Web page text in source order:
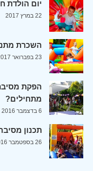
יום הולדת
22 במרץ 2017
השכרת
23 בפברואר 2017
הפקת
מתחילים?
6 בדצמבר 2016
תכנון
26 בספטמבר 2016